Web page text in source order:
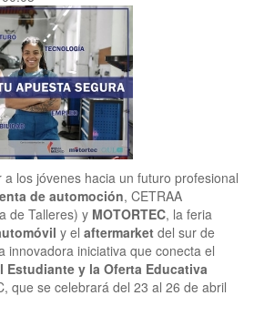
los jóvenes hacia un futuro profesional
de automoción, CETRAA
de Talleres) y MOTORTEC, la feria
y el aftermarket del sur de
innovadora iniciativa que conecta el
y la Oferta Educativa
que se celebrará del 23 al 26 de abril